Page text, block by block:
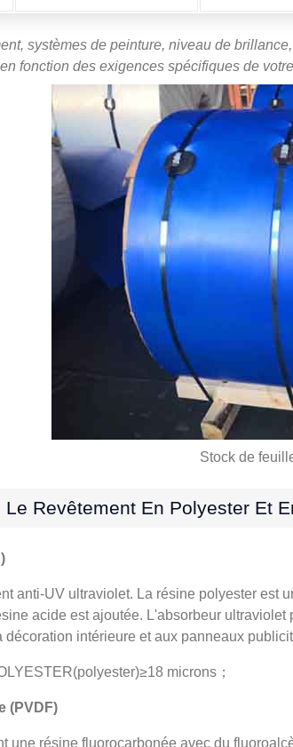
systèmes de peinture, niveau de
fonction des exigences spécifiques de
Stock de
Le Revêtement En Polyester Et
anti-UV ultraviolet. La résine polyester
acide est ajoutée. L'absorbeur
décoration intérieure et aux panneaux
microns；
(PVDF)
une résine fluorocarbonée avec du